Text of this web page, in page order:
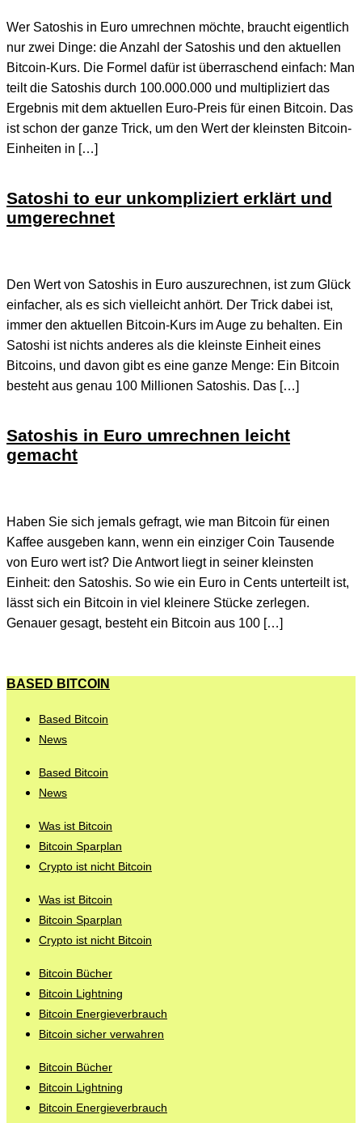
Wer Satoshis in Euro umrechnen möchte, braucht eigentlich
nur zwei Dinge: die Anzahl der Satoshis und den aktuellen
Bitcoin-Kurs. Die Formel dafür ist überraschend einfach: Man
teilt die Satoshis durch 100.000.000 und multipliziert das
Ergebnis mit dem aktuellen Euro-Preis für einen Bitcoin. Das
ist schon der ganze Trick, um den Wert der kleinsten Bitcoin-
Einheiten in […]
Satoshi to eur unkompliziert erklärt und
umgerechnet
Den Wert von Satoshis in Euro auszurechnen, ist zum Glück
einfacher, als es sich vielleicht anhört. Der Trick dabei ist,
immer den aktuellen Bitcoin-Kurs im Auge zu behalten. Ein
Satoshi ist nichts anderes als die kleinste Einheit eines
Bitcoins, und davon gibt es eine ganze Menge: Ein Bitcoin
besteht aus genau 100 Millionen Satoshis. Das […]
Satoshis in Euro umrechnen leicht
gemacht
Haben Sie sich jemals gefragt, wie man Bitcoin für einen
Kaffee ausgeben kann, wenn ein einziger Coin Tausende
von Euro wert ist? Die Antwort liegt in seiner kleinsten
Einheit: den Satoshis. So wie ein Euro in Cents unterteilt ist,
lässt sich ein Bitcoin in viel kleinere Stücke zerlegen.
Genauer gesagt, besteht ein Bitcoin aus 100 […]
BASED BITCOIN
Based Bitcoin
News
Based Bitcoin
News
Was ist Bitcoin
Bitcoin Sparplan
Crypto ist nicht Bitcoin
Was ist Bitcoin
Bitcoin Sparplan
Crypto ist nicht Bitcoin
Bitcoin Bücher
Bitcoin Lightning
Bitcoin Energieverbrauch
Bitcoin sicher verwahren
Bitcoin Bücher
Bitcoin Lightning
Bitcoin Energieverbrauch